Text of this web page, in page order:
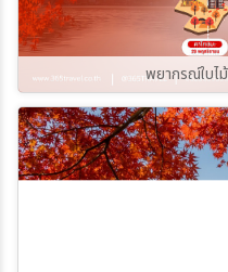
พยากรณ์ใบไ